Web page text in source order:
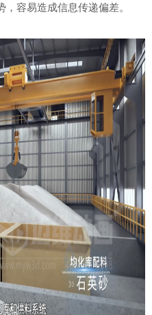
容易造成信息传递偏差。